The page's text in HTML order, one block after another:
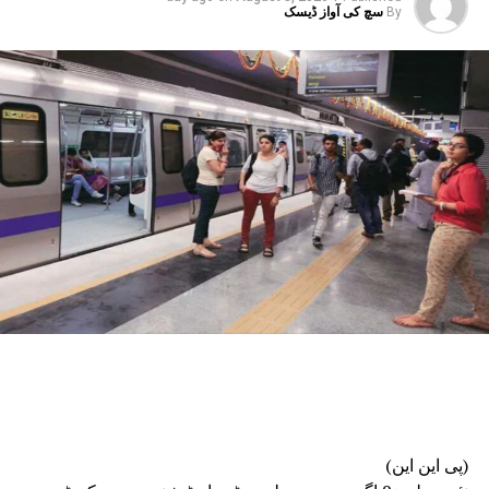
ہزار روپے ماہانہ اسٹائپنڈ پر مقرر کرنے کی پہل
کی گئی ہے۔انہوں نے بتایا کہ ایف ایس ایل کو جدید
ترین بنانے کے لیے ضروری مشینری، سائنسی آلات،
سائبر ورک اسٹیشن اور استعمال کی اشیاء کی
خریداری کی گئی ہے۔
دہلی پولیس کی چھ رینجز اور 15 اضلاع میں نئے فوجداری
قوانین کے مطابق جائے وقوعہ پر فوری سائنسی
امداد دستیاب کرانے کے لیے فارنسک ماہرین
تعینات کیے گئے ہیں۔ مختلف رینجز میں فارنسک
ٹیموں کے استعمال کے لیے چھ موبائل فارنسک وین
بھی خریدی اور فعال کی جا رہی ہیں۔مسٹر سود نے
کہا کہ زیرِ التوا مقدمات کو کم کرنے کے لیے ایف
انہوں نے کہا کہ سائنسی تحقیقات موثر فوجداری
By سچ کی آواز ڈیسک
(پی این این)